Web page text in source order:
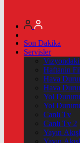
Son Dakika
Servisler
Haftanin
Hava
Hava
Yol
Yol
Canlı Tv
Canlı Tv 2
Yayın
Yayın